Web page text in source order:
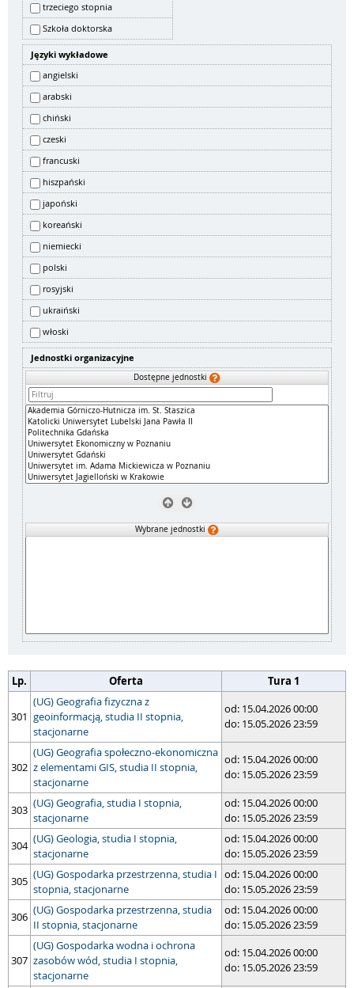
trzeciego stopnia
Szkoła doktorska
Języki wykładowe
angielski
arabski
chiński
czeski
francuski
hiszpański
japoński
koreański
niemiecki
polski
rosyjski
ukraiński
włoski
Jednostki organizacyjne
Dostępne jednostki
Wybrane jednostki
Lp. Oferta Tura 1
301
(UG) Geografia fizyczna z
geoinformacją, studia II stopnia,
stacjonarne
od: 15.04.2026 00:00
do: 15.05.2026 23:59
302
(UG) Geografia społeczno-ekonomiczna
z elementami GIS, studia II stopnia,
stacjonarne
od: 15.04.2026 00:00
do: 15.05.2026 23:59
303 (UG) Geografia, studia I stopnia,
stacjonarne
od: 15.04.2026 00:00
do: 15.05.2026 23:59
304 (UG) Geologia, studia I stopnia,
stacjonarne
od: 15.04.2026 00:00
do: 15.05.2026 23:59
305 (UG) Gospodarka przestrzenna, studia I
stopnia, stacjonarne
od: 15.04.2026 00:00
do: 15.05.2026 23:59
306 (UG) Gospodarka przestrzenna, studia
II stopnia, stacjonarne
od: 15.04.2026 00:00
do: 15.05.2026 23:59
307
(UG) Gospodarka wodna i ochrona
zasobów wód, studia I stopnia,
stacjonarne
od: 15.04.2026 00:00
do: 15.05.2026 23:59